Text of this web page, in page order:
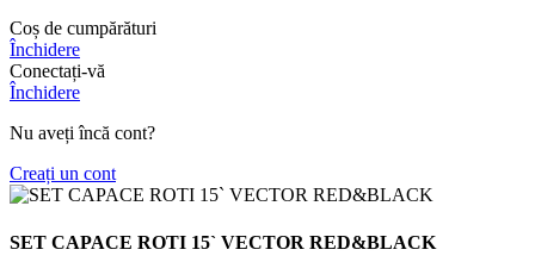
Coș de cumpărături
Închidere
Conectați-vă
Închidere
Nu aveți încă cont?
Creați un cont
SET CAPACE ROTI 15` VECTOR RED&BLACK